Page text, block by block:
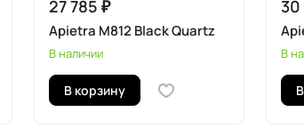
27 785 ₽
Apietra M812 Black Quartz
В наличии
В корзину
30
В